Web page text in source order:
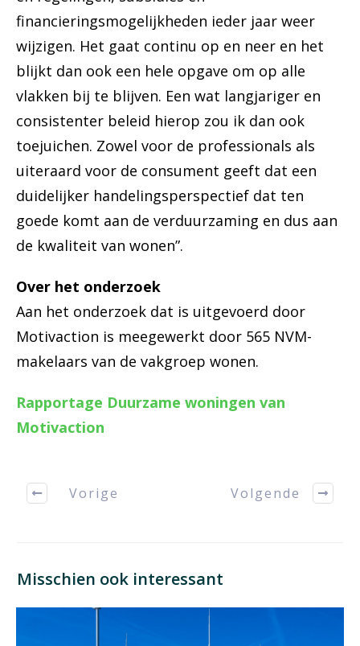
financieringsmogelijkheden ieder jaar weer
wijzigen. Het gaat continu op en neer en het
blijkt dan ook een hele opgave om op alle
vlakken bij te blijven. Een wat langjariger en
consistenter beleid hierop zou ik dan ook
toejuichen. Zowel voor de professionals als
uiteraard voor de consument geeft dat een
duidelijker handelingsperspectief dat ten
goede komt aan de verduurzaming en dus aan
de kwaliteit van wonen”.
Over het onderzoek
Aan het onderzoek dat is uitgevoerd door
Motivaction is meegewerkt door 565 NVM-
makelaars van de vakgroep wonen.
Rapportage Duurzame woningen van
Motivaction
Vorige Volgende
Misschien ook interessant